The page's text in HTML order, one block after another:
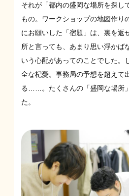
それが「都内の盛岡な場所を探し
もの。ワークショップの地図作り
にお願いした「宿題」は、裏を返
所と言っても、あまり思い浮かば
いう心配があってのことでした。
全な杞憂。事務局の予想を超えて
る……。たくさんの「盛岡な場所
た。